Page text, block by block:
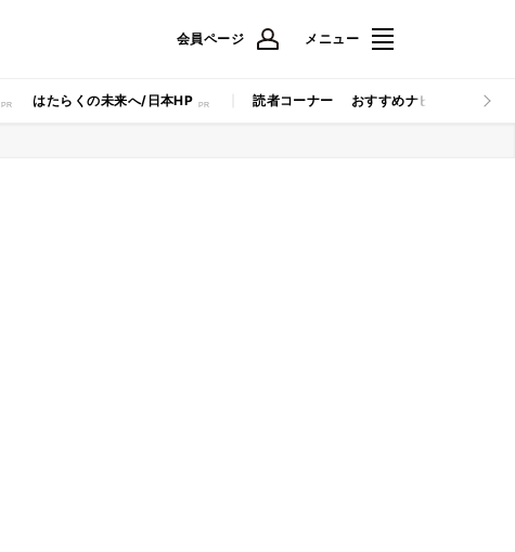
会員ページ メニュー
はたらくの未来へ/日本HP 読者コーナー おすすめナビ マイナビ